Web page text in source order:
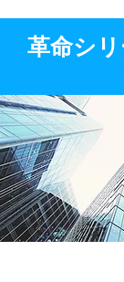
革命シ